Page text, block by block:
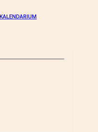
KALENDARIUM